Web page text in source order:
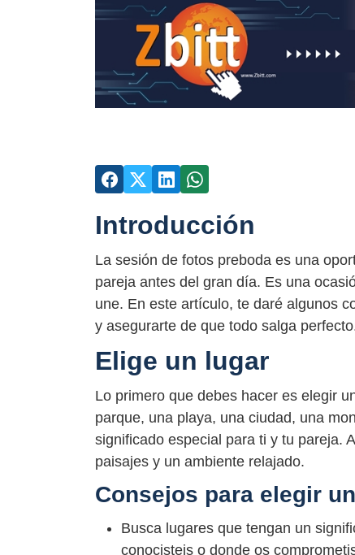
Introducción
La sesión de fotos preboda es una
pareja antes del gran día. Es una
une. En este artículo, te daré algunos
y asegurarte de que todo salga
Elige un lugar
Lo primero que debes hacer es elegir
parque, una playa, una ciudad, una
significado especial para ti y tu pareja.
paisajes y un ambiente relajado.
Consejos para elegir
Busca lugares que tengan un
conocisteis o donde os